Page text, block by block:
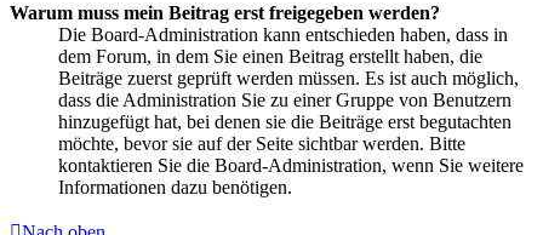
Warum muss mein Beitrag erst freigegeben werden?
Die Board-Administration kann entschieden haben, dass in
dem Forum, in dem Sie einen Beitrag erstellt haben, die
Beiträge zuerst geprüft werden müssen. Es ist auch möglich,
dass die Administration Sie zu einer Gruppe von Benutzern
hinzugefügt hat, bei denen sie die Beiträge erst begutachten
möchte, bevor sie auf der Seite sichtbar werden. Bitte
kontaktieren Sie die Board-Administration, wenn Sie weitere
Informationen dazu benötigen.